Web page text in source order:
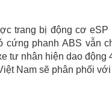
trang bị động cơ eSP
cứng phanh ABS vẫn
tư nhân hiện dao động
Nam sẽ phân phối